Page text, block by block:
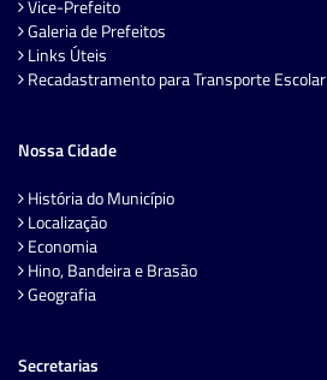
Vice-Prefeito
Galeria de Prefeitos
Links Úteis
Recadastramento para Transporte Escolar
Nossa Cidade
História do Município
Localização
Economia
Hino, Bandeira e Brasão
Geografia
Secretarias